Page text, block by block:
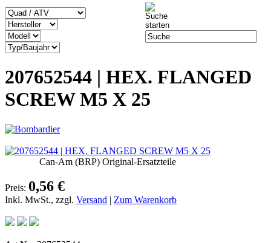
207652544 | HEX. FLANGED
SCREW M5 X 25
Can-Am (BRP) Original-Ersatzteile
Preis: 0,56 €
Inkl. MwSt., zzgl. Versand | Zum Warenkorb